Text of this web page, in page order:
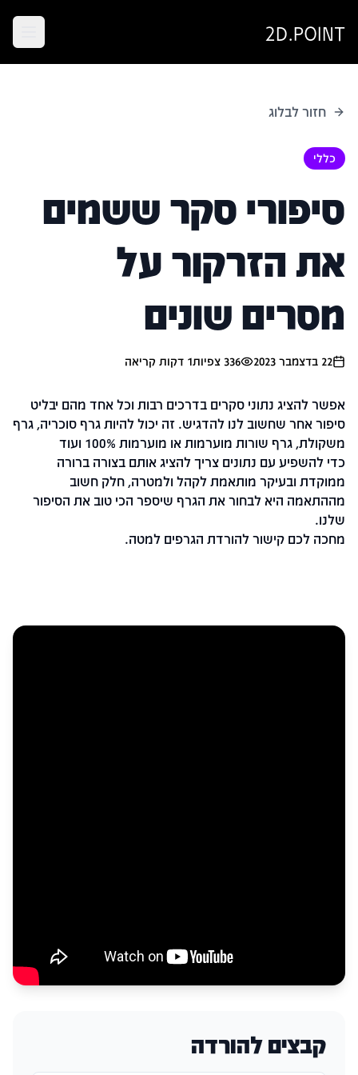
2D.POINT
חזור לבלוג
כללי
סיפורי סקר ששמים
את הזרקור על
מסרים שונים
22 בדצמבר 2023 336 צפיות1 דקות קריאה
אפשר להציג נתוני סקרים בדרכים רבות וכל אחד מהם יבליט
סיפור אחר שחשוב לנו להדגיש. זה יכול להיות גרף סוכריה, גרף
משקולת, גרף שורות מוערמות או מוערמות 100% ועוד
כדי להשפיע עם נתונים צריך להציג אותם בצורה ברורה
ממוקדת ובעיקר מותאמת לקהל ולמטרה, חלק חשוב
מההתאמה היא לבחור את הגרף שיספר הכי טוב את הסיפור
שלנו.
מחכה לכם קישור להורדת הגרפים למטה.
קבצים להורדה